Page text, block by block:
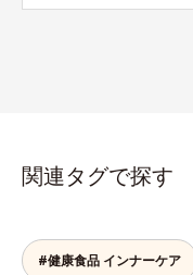
関連タグで探す
#健康食品 インナーケア